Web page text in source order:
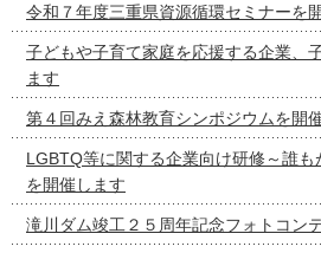
令和７年度三重県資源循環セミナーを
子どもや子育て家庭を応援する企業、
ます
第４回みえ森林教育シンポジウムを開
LGBTQ等に関する企業向け研修～誰
を開催します
滝川ダム竣工２５周年記念フォトコン